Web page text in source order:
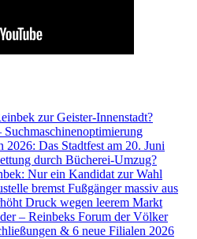
zur Geister-Innenstadt?
2026: Das Stadtfest am 20. Juni
durch Bücherei-Umzug?
Nur ein Kandidat zur Wahl
bremst Fußgänger massiv aus
Druck wegen leerem Markt
– Reinbeks Forum der Völker
& 6 neue Filialen 2026